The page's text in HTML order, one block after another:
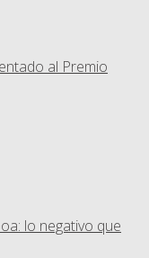
al Premio
lo negativo que